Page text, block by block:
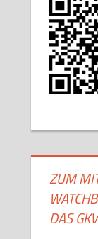
ZUM
DAS